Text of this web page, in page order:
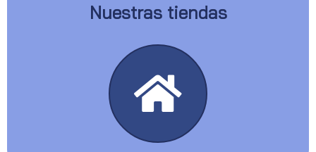
Nuestras tiendas